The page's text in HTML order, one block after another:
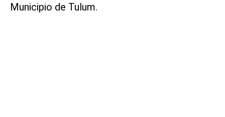
Municipio de Tulum.